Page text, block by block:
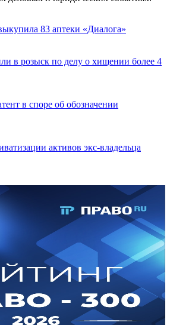
83 аптеки «Диалога»
в розыск по делу о хищении более 4
в споре об обозначении
активов экс-владельца